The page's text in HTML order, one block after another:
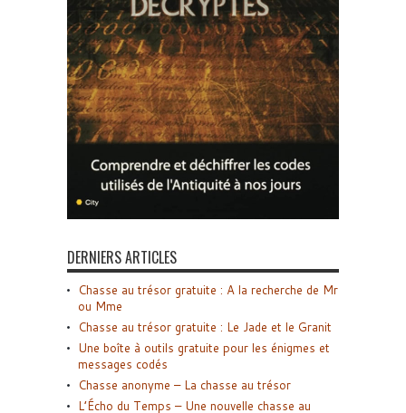
DERNIERS ARTICLES
Chasse au trésor gratuite : A la recherche de Mr
ou Mme
Chasse au trésor gratuite : Le Jade et le Granit
Une boîte à outils gratuite pour les énigmes et
messages codés
Chasse anonyme – La chasse au trésor
L’Écho du Temps – Une nouvelle chasse au